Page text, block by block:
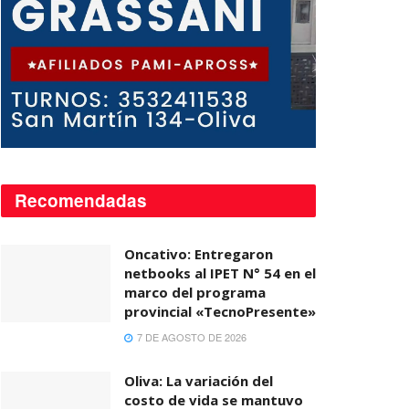
Recomendadas
Oncativo: Entregaron
netbooks al IPET N° 54 en el
marco del programa
provincial «TecnoPresente»
7 DE AGOSTO DE 2026
Oliva: La variación del
costo de vida se mantuvo